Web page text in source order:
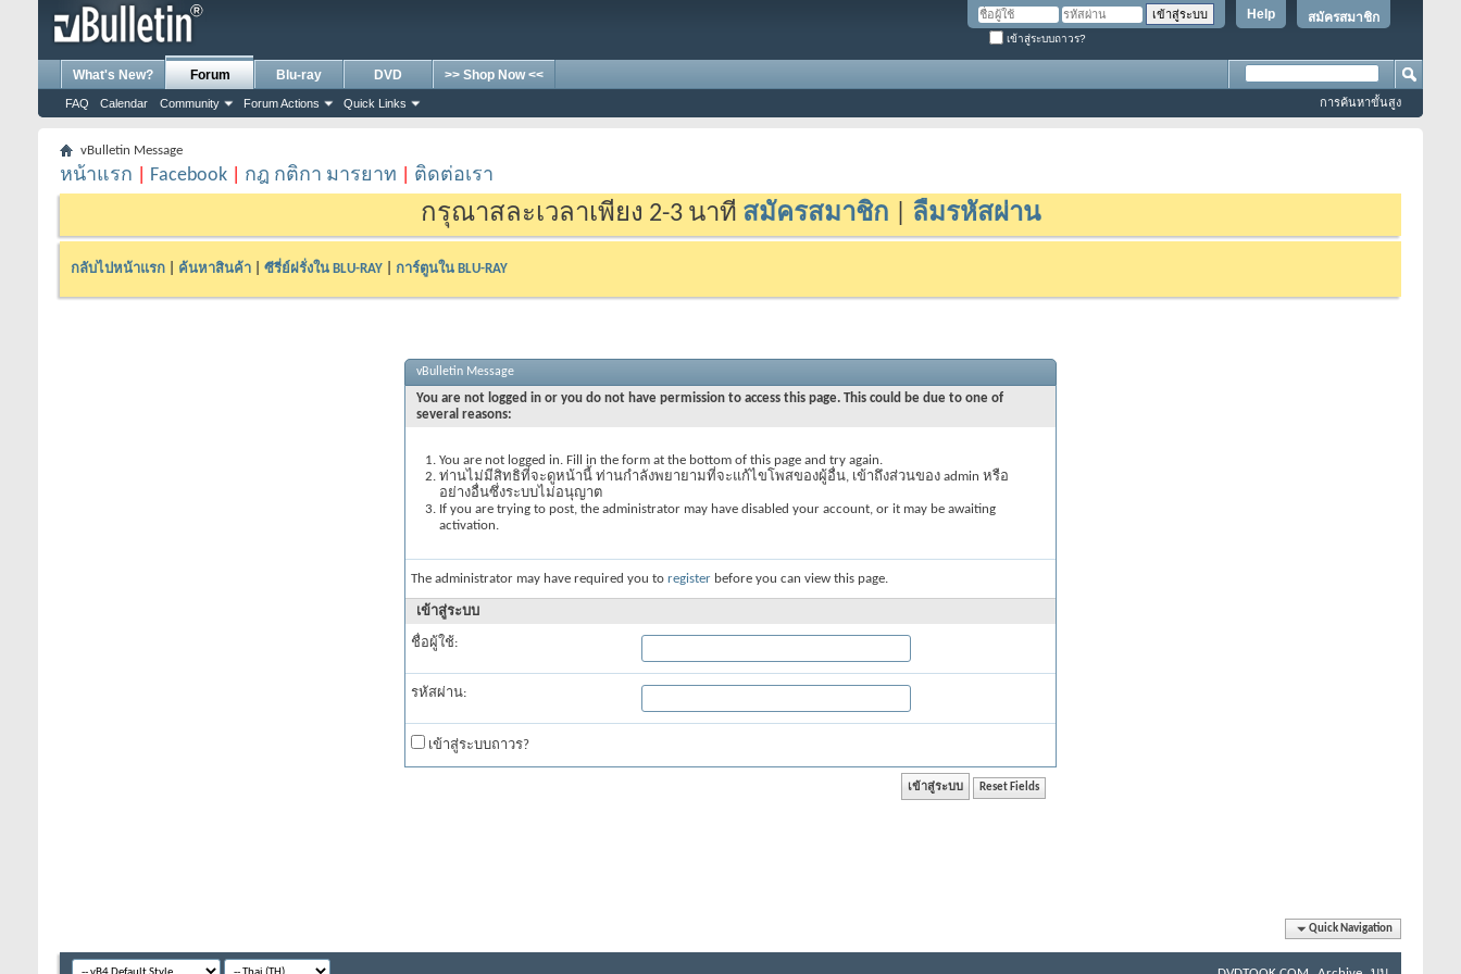
สมัครสมาชิก
Help
เข้าสู่ระบบถาวร?
What's New? Forum
FAQ Calendar Community Forum Actions Quick Links
Blu-ray DVD >> Shop Now <<
การค้นหาขั้นสูง
vBulletin Message
หน้าแรก Facebook กฎ กติกา มารยาท ติดต่อเรา
กรุณาสละเวลาเพียง 2-3 นาที สมัครสมาชิก ลืมรหัสผ่าน
กลับไปหน้าแรก ค้นหาสินค้า ซีรี่ย์ฝรั่งใน BLU-RAY การ์ตูนใน BLU-RAY
vBulletin Message
You are not logged in or you do not have permission to access this page. This could be due to one of
several reasons:
You are not logged in. Fill in the form at the bottom of this page and try again.
ท่านไม่มีสิทธิที่จะดูหน้านี้ ท่านกำลังพยายามที่จะแก้ไขโพสของผู้อื่น, เข้าถึงส่วนของ admin หรือ
อย่างอื่นซึ่งระบบไม่อนุญาต
If you are trying to post, the administrator may have disabled your account, or it may be awaiting
activation.
The administrator may have required you to register before you can view this page.
เข้าสู่ระบบ
ชื่อผู้ใช้:
รหัสผ่าน:
เข้าสู่ระบบถาวร?
Quick Navigation